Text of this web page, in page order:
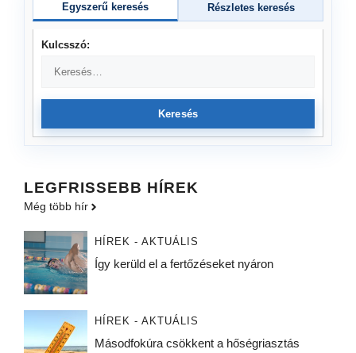
Egyszerű keresés Részletes keresés
Kulcsszó:
Keresés
LEGFRISSEBB HÍREK
Még több hír
HÍREK - AKTUÁLIS
Így kerüld el a fertőzéseket nyáron
HÍREK - AKTUÁLIS
Másodfokúra csökkent a hőségriasztás